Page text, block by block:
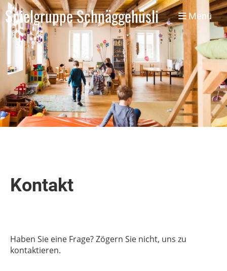
Spielgruppe Schnäggehüsli Menü
Kontakt
Haben Sie eine Frage? Zögern Sie nicht, uns zu
kontaktieren.